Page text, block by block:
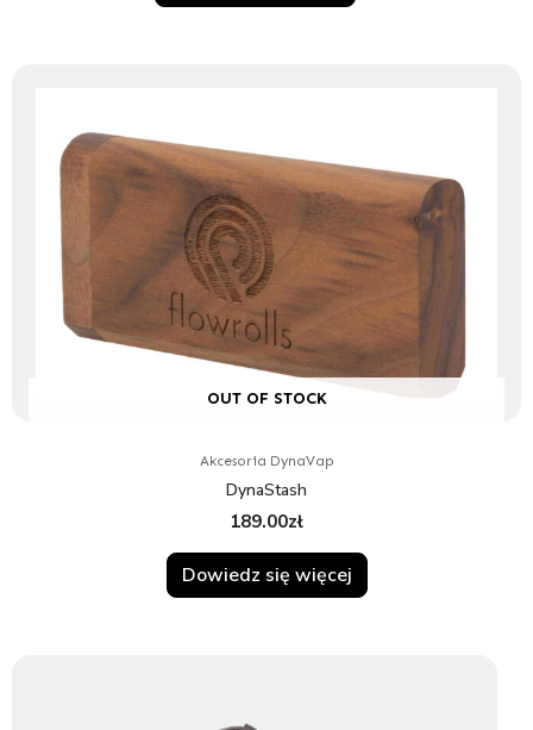
OUT OF STOCK
Akcesoria DynaVap
DynaStash
189.00zł
Dowiedz się więcej